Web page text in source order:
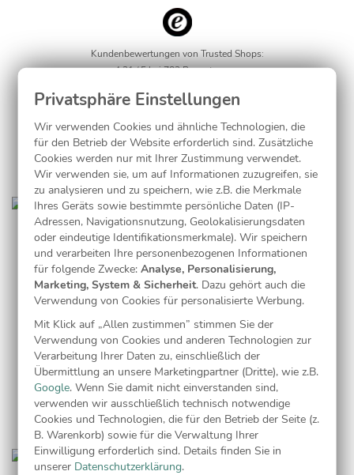
Kundenbewertungen von Trusted Shops:
4.21 / 5 bei 782 Bewertungen
UNSERE DANKSAGUNGSKARTEN:
AUF EINEN BLICK
SCHNELLER VERSAND INNERHALB
ÖSTERREICHS
Wir bearbeiten Ihre Bestellung sofort, sodass die bestellten
Dankeskarteninnerhalb weniger Tage versandkostenfrei zu
Ihnen nach Hause geliefert werden können. Falls die Zeit aber
mal besonders drängt, oder Sie die Karten einfach nur so
schnell wie möglich in Ihren Händen halten möchten, haben Sie
zusätzlich die Möglichkeit, zwischen zwei weiteren, noch
schnelleren Versandarten zu wählen.
Wir verwenden Cookies und ähnliche Technologien, die
für den Betrieb der Website erforderlich sind. Zusätzliche
Cookies werden nur mit Ihrer Zustimmung verwendet.
Wir verwenden sie, um auf Informationen zuzugreifen, sie
zu analysieren und zu speichern, wie z.B. die Merkmale
Ihres Geräts sowie bestimmte persönliche Daten (IP-
Adressen, Navigationsnutzung, Geolokalisierungsdaten
oder eindeutige Identifikationsmerkmale). Wir speichern
und verarbeiten Ihre personenbezogenen Informationen
für folgende Zwecke:Analyse, Personalisierung,
Marketing, System & Sicherheit. Dazu gehört auch die
Verwendung von Cookies für personalisierte Werbung.
Mit Klick auf „Allen zustimmen” stimmen Sie der
Verwendung von Cookies und anderen Technologien zur
Verarbeitung Ihrer Daten zu, einschließlich der
Übermittlung an unsere Marketingpartner (Dritte), wie z.B.
Google. Wenn Sie damit nicht einverstanden sind,
verwenden wir ausschließlich technisch notwendige
Cookies und Technologien, die für den Betrieb der Seite (z.
B. Warenkorb) sowie für die Verwaltung Ihrer
Einwilligung erforderlich sind. Details finden Sie in
unserer Datenschutzerklärung.